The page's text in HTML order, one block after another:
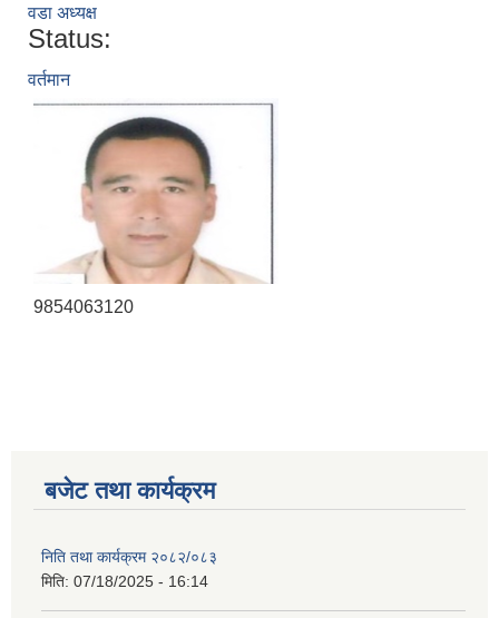
वडा अध्यक्ष
Status:
वर्तमान
9854063120
बजेट तथा कार्यक्रम
निति तथा कार्यक्रम २०८२/०८३
मिति: 07/18/2025 - 16:14